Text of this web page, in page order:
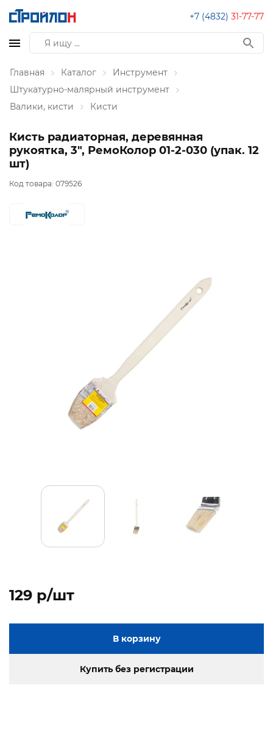
+7 (4832) 31-77-77
Главная Каталог
Инструмент
Штукатурно-малярный инструмент
Валики, кисти
Кисти
Кисть радиаторная, деревянная
рукоятка, 3", РемоКолор 01-2-030 (упак. 12
шт)
Код товара: 079526
129 p/шт
В корзину
Купить без регистрации